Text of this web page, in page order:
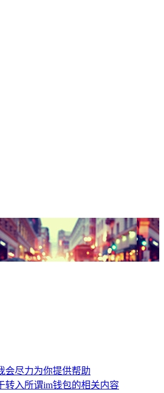
会尽力为你提供帮助
转入所谓im钱包的相关内容